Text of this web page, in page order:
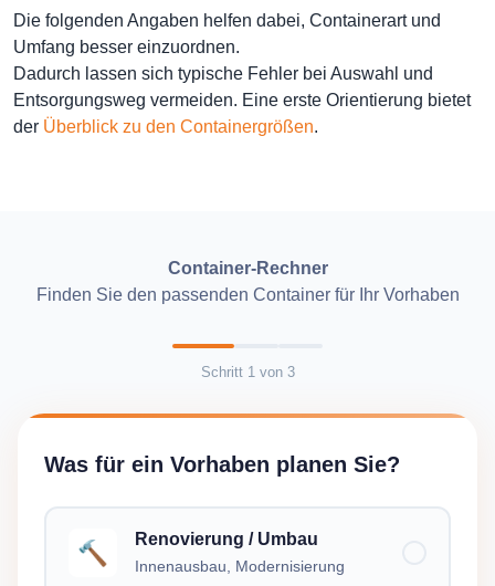
Die folgenden Angaben helfen dabei, Containerart und
Umfang besser einzuordnen.
Dadurch lassen sich typische Fehler bei Auswahl und
Entsorgungsweg vermeiden. Eine erste Orientierung bietet
der Überblick zu den Containergrößen.
Container-Rechner
Finden Sie den passenden Container für Ihr Vorhaben
Schritt 1von 3
Was für ein Vorhaben planen Sie?
🔨 Renovierung / Umbau
Innenausbau, Modernisierung